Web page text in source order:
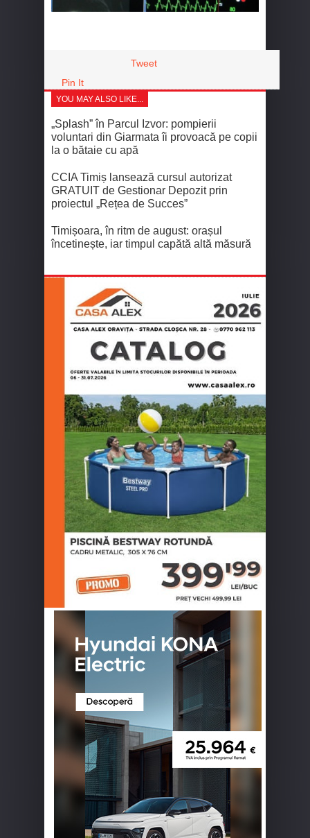
Tweet
Pin It
YOU MAY ALSO LIKE...
„Splash” în Parcul Izvor: pompierii
voluntari din Giarmata îi provoacă pe copii
la o bătaie cu apă
CCIA Timiș lansează cursul autorizat
GRATUIT de Gestionar Depozit prin
proiectul „Rețea de Succes”
Timișoara, în ritm de august: orașul
încetinește, iar timpul capătă altă măsură